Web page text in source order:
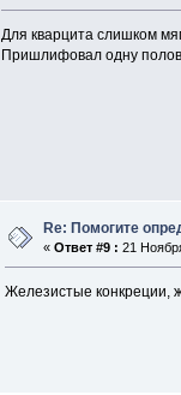
Для кварцита слишком
Пришлифовал одну
Re: Помогите
«Ответ #9 : 21
Железистые конкреции,